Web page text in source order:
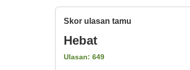
Skor ulasan tamu
Hebat
Ulasan: 649